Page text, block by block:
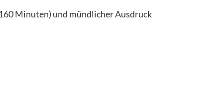
Minuten) und mündlicher Ausdruck